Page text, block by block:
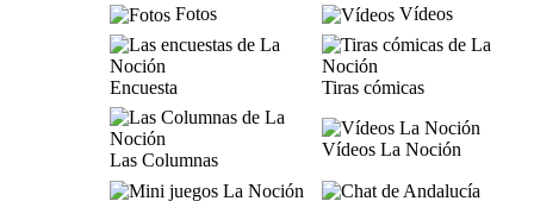
Fotos
Vídeos
Encuesta Tiras cómicas
Las Columnas
Vídeos La Noción